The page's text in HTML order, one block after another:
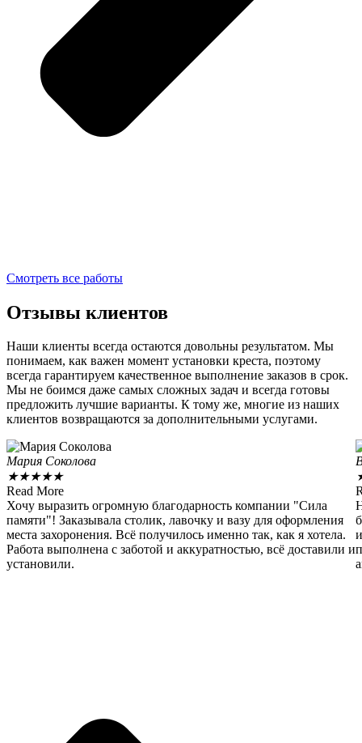
Смотреть все работы
Отзывы клиентов
Наши клиенты всегда остаются довольны результатом. Мы
понимаем, как важен момент установки креста, поэтому
всегда гарантируем качественное выполнение заказов в срок.
Мы не боимся даже самых сложных задач и всегда готовы
предложить лучшие варианты. К тому же, многие из наших
клиентов возвращаются за дополнительными услугами.
Мария Соколова
★★★★★
Read More
Хочу выразить огромную благодарность компании "Сила
памяти"! Заказывала столик, лавочку и вазу для оформления
места захоронения. Всё получилось именно так, как я хотела.
Работа выполнена с заботой и аккуратностью, всё доставили и
установили.